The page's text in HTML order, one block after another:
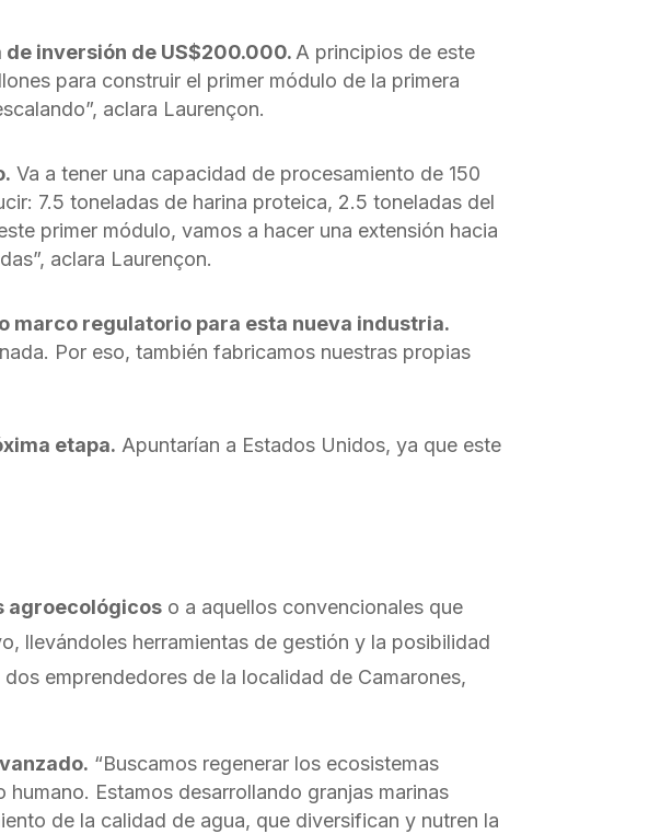
inversión de US$200.000. A principios de este
para construir el primer módulo de la primera
aclara Laurençon.
Va a tener una capacidad de procesamiento de 150
7.5 toneladas de harina proteica, 2.5 toneladas del
primer módulo, vamos a hacer una extensión hacia
aclara Laurençon.
marco regulatorio para esta nueva industria.
Por eso, también fabricamos nuestras propias
etapa. Apuntarían a Estados Unidos, ya que este
agroecológicos o a aquellos convencionales que
llevándoles herramientas de gestión y la posibilidad
emprendedores de la localidad de Camarones,
“Buscamos regenerar los ecosistemas
Estamos desarrollando granjas marinas
de la calidad de agua, que diversifican y nutren la